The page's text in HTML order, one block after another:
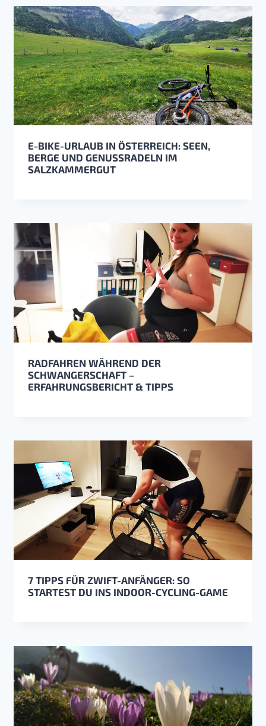
E-BIKE-URLAUB IN ÖSTERREICH: SEEN,
BERGE UND GENUSSRADELN IM
SALZKAMMERGUT
RADFAHREN WÄHREND DER
SCHWANGERSCHAFT –
ERFAHRUNGSBERICHT & TIPPS
7 TIPPS FÜR ZWIFT-ANFÄNGER: SO
STARTEST DU INS INDOOR-CYCLING-GAME